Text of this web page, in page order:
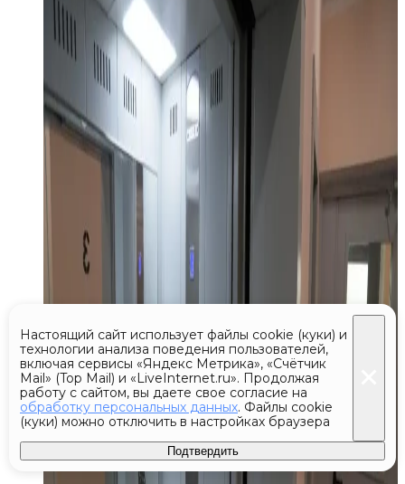
Настоящий сайт использует файлы cookie (куки) и
технологии анализа поведения пользователей,
включая сервисы «Яндекс Метрика», «Счётчик
Mail» (Top Mail) и «LiveInternet.ru». Продолжая
работу с сайтом, вы даете свое согласие на
обработку персональных данных. Файлы cookie
(куки) можно отключить в настройках браузера
Подтвердить